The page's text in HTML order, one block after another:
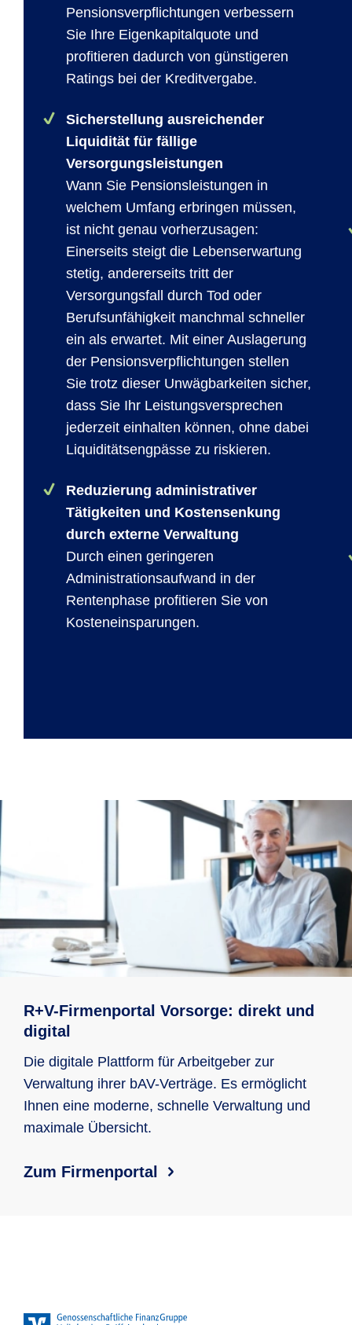
Pensionsverpflichtungen verbessern
Sie Ihre Eigenkapitalquote und
profitieren dadurch von günstigeren
Ratings bei der Kreditvergabe.
Sicherstellung ausreichender
Liquidität für fällige
Versorgungsleistungen
Wann Sie Pensionsleistungen in
welchem Umfang erbringen müssen,
ist nicht genau vorherzusagen:
Einerseits steigt die Lebenserwartung
stetig, andererseits tritt der
Versorgungsfall durch Tod oder
Berufsunfähigkeit manchmal schneller
ein als erwartet. Mit einer Auslagerung
der Pensionsverpflichtungen stellen
Sie trotz dieser Unwägbarkeiten sicher,
dass Sie Ihr Leistungsversprechen
jederzeit einhalten können, ohne dabei
Liquiditätsengpässe zu riskieren.
Reduzierung administrativer
Tätigkeiten und Kostensenkung
durch externe Verwaltung
Durch einen geringeren
Administrationsaufwand in der
Rentenphase profitieren Sie von
Kosteneinsparungen.
R+V-Firmenportal Vorsorge: direkt und
digital
Die digitale Plattform für Arbeitgeber zur
Verwaltung ihrer bAV-Verträge. Es ermöglicht
Ihnen eine moderne, schnelle Verwaltung und
maximale Übersicht.
Zum Firmenportal